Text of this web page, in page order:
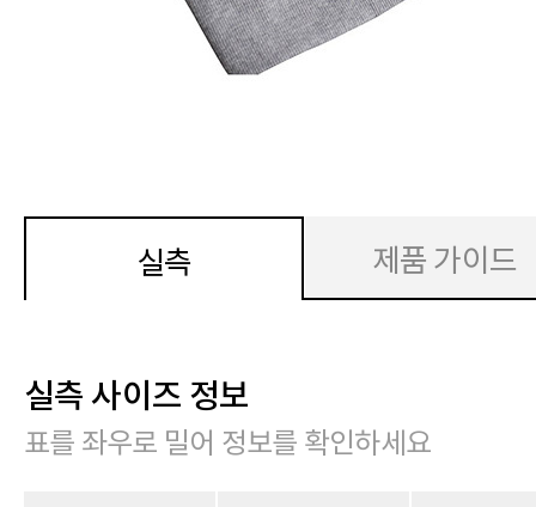
실측 제품 가이드
실측 사이즈 정보
표를 좌우로 밀어 정보를 확인하세요